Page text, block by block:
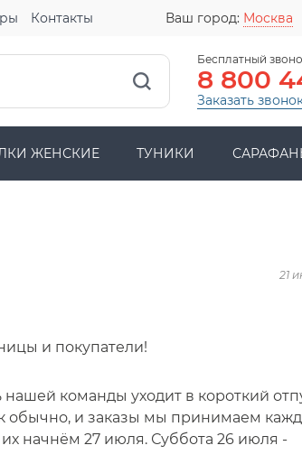
Контакты Ваш город: Москва
Бесплатный
8 800
Заказать
ЖЕНСКИЕ ТУНИКИ
21
и покупатели!
нашей команды уходит в короткий
обычно, и заказы мы принимаем
начнём 27 июля. Суббота 26 июля -